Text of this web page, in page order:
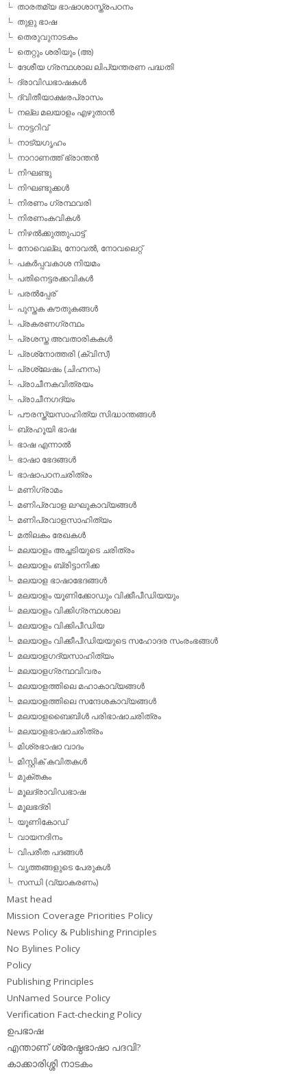
താരതമ്യ ഭാഷാശാസ്ത്രപഠനം
തുളു ഭാഷ
തെരുവുനാടകം
തെറ്റും ശരിയും (അ)
ദേശീയ ഗ്രന്ഥശാല ലിപ്യന്തരണ പദ്ധതി
ദ്രാവിഡഭാഷകള്‍
ദ്വിതീയാക്ഷരപ്രാസം
നല്ല മലയാളം എഴുതാന്‍
നാട്ടറിവ്
നാട്യഗൃഹം
നാറാണത്ത് ഭ്രാന്തന്‍
നിഘണ്ടു
നിഘണ്ടുക്കള്‍
നിരണം ഗ്രന്ഥവരി
നിരണംകവികള്‍
നിഴല്‍ക്കുത്തുപാട്ട്
നോവെല്ല, നോവല്‍, നോവലെറ്റ്
പകര്‍പ്പവകാശ നിയമം
പതിനെട്ടരക്കവികള്‍
പരല്‍പ്പേര്
പുസ്തക കൗതുകങ്ങള്‍
പ്രകരണഗ്രന്ഥം
പ്രശസ്ത അവതാരികകള്‍
പ്രശ്‌നോത്തരി (ക്വിസ്)
പ്രശ്ലേഷം (ചിഹ്നനം)
പ്രാചീനകവിത്രയം
പ്രാചീനഗദ്യം
പൗരസ്ത്യസാഹിത്യ സിദ്ധാന്തങ്ങള്‍
ബ്രഹൂയി ഭാഷ
ഭാഷ എന്നാല്‍
ഭാഷാ ഭേദങ്ങള്‍
ഭാഷാപഠനചരിത്രം
മണിഗ്രാമം
മണിപ്രവാള ലഘുകാവ്യങ്ങള്‍
മണിപ്രവാളസാഹിത്യം
മതിലകം രേഖകള്‍
മലയാളം അച്ചടിയുടെ ചരിത്രം
മലയാളം ബ്രിട്ടാനിക്ക
മലയാള ഭാഷാഭേദങ്ങള്‍
മലയാളം യൂണിക്കോഡും വിക്കീപീഡിയയും
മലയാളം വിക്കിഗ്രന്ഥശാല
മലയാളം വിക്കിപീഡിയ
മലയാളം വിക്കീപീഡിയയുടെ സഹോദര സംരംഭങ്ങള്‍
മലയാളഗദ്യസാഹിത്യം
മലയാളഗ്രന്ഥവിവരം
മലയാളത്തിലെ മഹാകാവ്യങ്ങള്‍
മലയാളത്തിലെ സന്ദേശകാവ്യങ്ങള്‍
മലയാളബൈബിള്‍ പരിഭാഷാചരിത്രം
മലയാളഭാഷാചരിത്രം
മിശ്രഭാഷാ വാദം
മിസ്റ്റിക് കവിതകള്‍
മുക്തകം
മൂലദ്രാവിഡഭാഷ
മൂലഭദ്രി
യൂണികോഡ്
വായനദിനം
വിപരീത പദങ്ങള്‍
വൃത്തങ്ങളുടെ പേരുകള്‍
സന്ധി (വ്യാകരണം)
Mast head
Mission Coverage Priorities Policy
News Policy & Publishing Principles
No Bylines Policy
Policy
Publishing Principles
UnNamed Source Policy
Verification Fact-checking Policy
ഉപഭാഷ
എന്താണ് ശ്രേഷ്ഠഭാഷാ പദവി?
കാക്കാരിശ്ശി നാടകം